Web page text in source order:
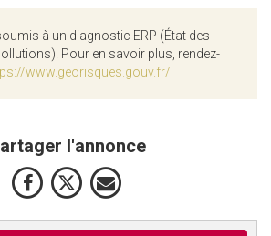
à un diagnostic ERP (État des
Pour en savoir plus, rendez-
www.georisques.gouv.fr/
l'annonce